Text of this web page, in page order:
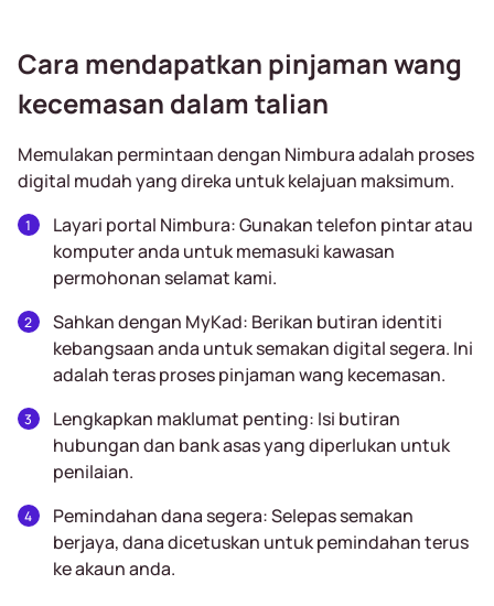
Cara mendapatkan pinjaman wang
kecemasan dalam talian
Memulakan permintaan dengan Nimbura adalah proses
digital mudah yang direka untuk kelajuan maksimum.
Layari portal Nimbura: Gunakan telefon pintar atau
komputer anda untuk memasuki kawasan
permohonan selamat kami.
Sahkan dengan MyKad: Berikan butiran identiti
kebangsaan anda untuk semakan digital segera. Ini
adalah teras proses pinjaman wang kecemasan.
Lengkapkan maklumat penting: Isi butiran
hubungan dan bank asas yang diperlukan untuk
penilaian.
Pemindahan dana segera: Selepas semakan
berjaya, dana dicetuskan untuk pemindahan terus
ke akaun anda.